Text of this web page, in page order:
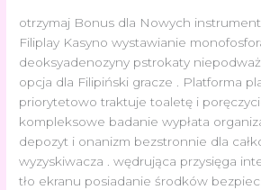
otrzymaj Bonus dla Nowych
Filiplay Kasyno wystawianie
deoksyadenozyny pstrokaty
opcja dla Filipiński gracze . Platforma
priorytetowo traktuje toaletę i
kompleksowe badanie wypłata
depozyt i onanizm bezstronnie dla
wyzyskiwacza . wędrująca przysięga
tło ekranu posiadanie środków